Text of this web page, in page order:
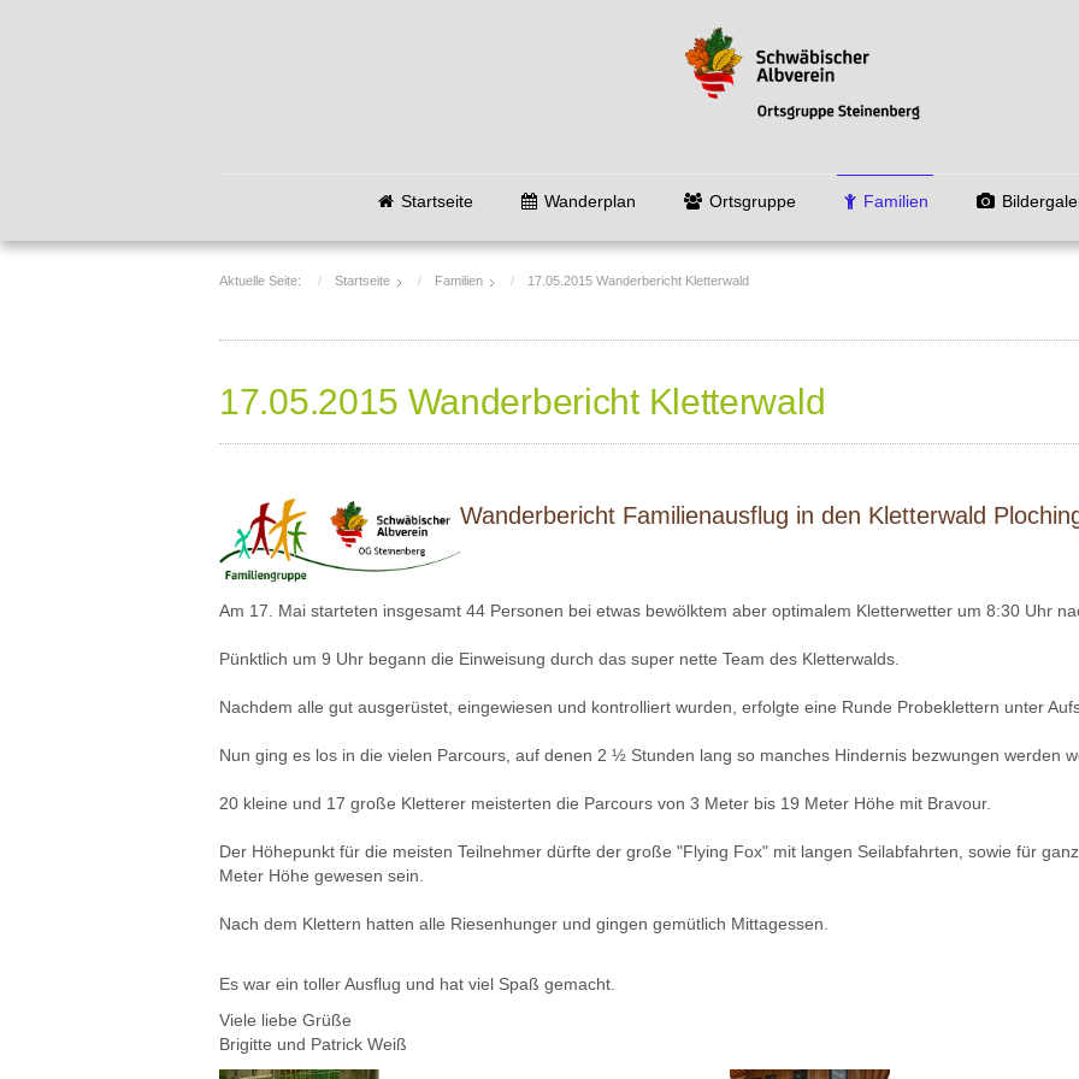
Startseite Wanderplan Ortsgruppe Familien
Aktuelle Seite: Startseite Familien 17.05.2015 Wanderbericht Kletterwald
17.05.2015 Wanderbericht Kletterwald
Wanderbericht Familienausflug in den Kletterwald
Am 17. Mai starteten insgesamt 44 Personen bei etwas bewölktem aber optimalem Kletterwetter um 8:30 Uhr
Pünktlich um 9 Uhr begann die Einweisung durch das super nette Team des Kletterwalds.
Nachdem alle gut ausgerüstet, eingewiesen und kontrolliert wurden, erfolgte eine Runde Probeklettern unter
Nun ging es los in die vielen Parcours, auf denen 2 ½ Stunden lang so manches Hindernis bezwungen werden
20 kleine und 17 große Kletterer meisterten die Parcours von 3 Meter bis 19 Meter Höhe mit Bravour.
Der Höhepunkt für die meisten Teilnehmer dürfte der große "Flying Fox" mit langen Seilabfahrten, sowie für
Meter Höhe gewesen sein.
Nach dem Klettern hatten alle Riesenhunger und gingen gemütlich Mittagessen.
Es war ein toller Ausflug und hat viel Spaß gemacht.
Viele liebe Grüße
Brigitte und Patrick Weiß